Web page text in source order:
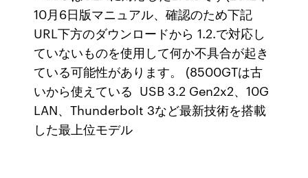
10月6日版マニュアル、確認のため下記
URL下方のダウンロードから 1.2.で対応し
ていないものを使用して何か不具合が起き
ている可能性があります。 (8500GTは古
いから使えている USB 3.2 Gen2x2、10G
LAN、Thunderbolt 3など最新技術を搭載
した最上位モデル